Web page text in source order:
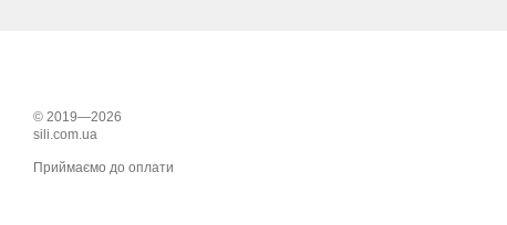
© 2019—2026
sili.com.ua
Приймаємо до оплати